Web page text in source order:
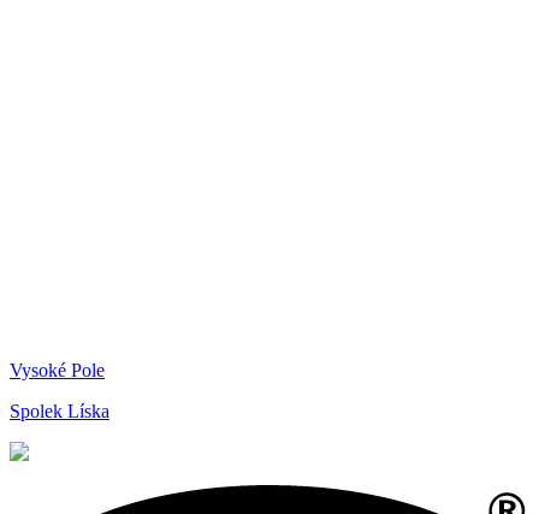
Vysoké Pole
Spolek Líska